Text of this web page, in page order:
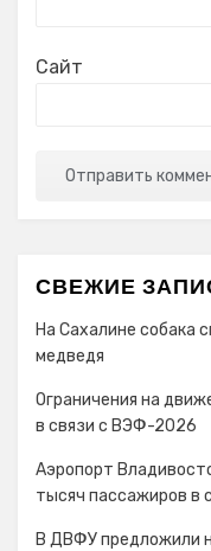
Сайт
СВЕЖИЕ
На Сахалине собака
медведя
Ограничения на
в связи с ВЭФ-2026
Аэропорт
тысяч пассажиров в
В ДВФУ предложили